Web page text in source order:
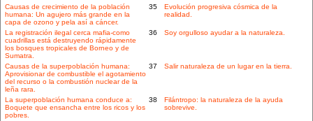
Causas de crecimiento de la población
humana: Un agujero más grande en la
capa de ozono y pela así a cáncer.
35
Evolución progresiva cósmica de la
realidad.
La registración ilegal cerca mafia-como
cuadrillas está destruyendo rápidamente
los bosques tropicales de Borneo y de
Sumatra.
36 Soy orgulloso ayudar a la naturaleza.
Causas de la superpoblación humana:
Aprovisionar de combustible el agotamiento
del recurso o la combustión nuclear de la
leña rara.
37 Salir naturaleza de un lugar en la tierra.
La superpoblación humana conduce a:
Boquete que ensancha entre los ricos y los
pobres.
38
Filántropo: la naturaleza de la ayuda
sobrevive.